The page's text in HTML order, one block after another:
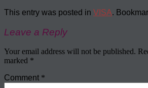
This entry was posted in VISA.
Leave a Reply
Your email address will not be published.
marked *
Comment *